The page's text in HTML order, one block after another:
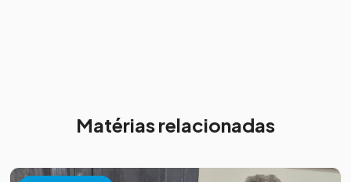
Matérias relacionadas